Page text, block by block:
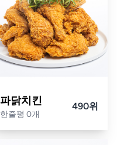
파닭치킨
한줄평 0개
490위